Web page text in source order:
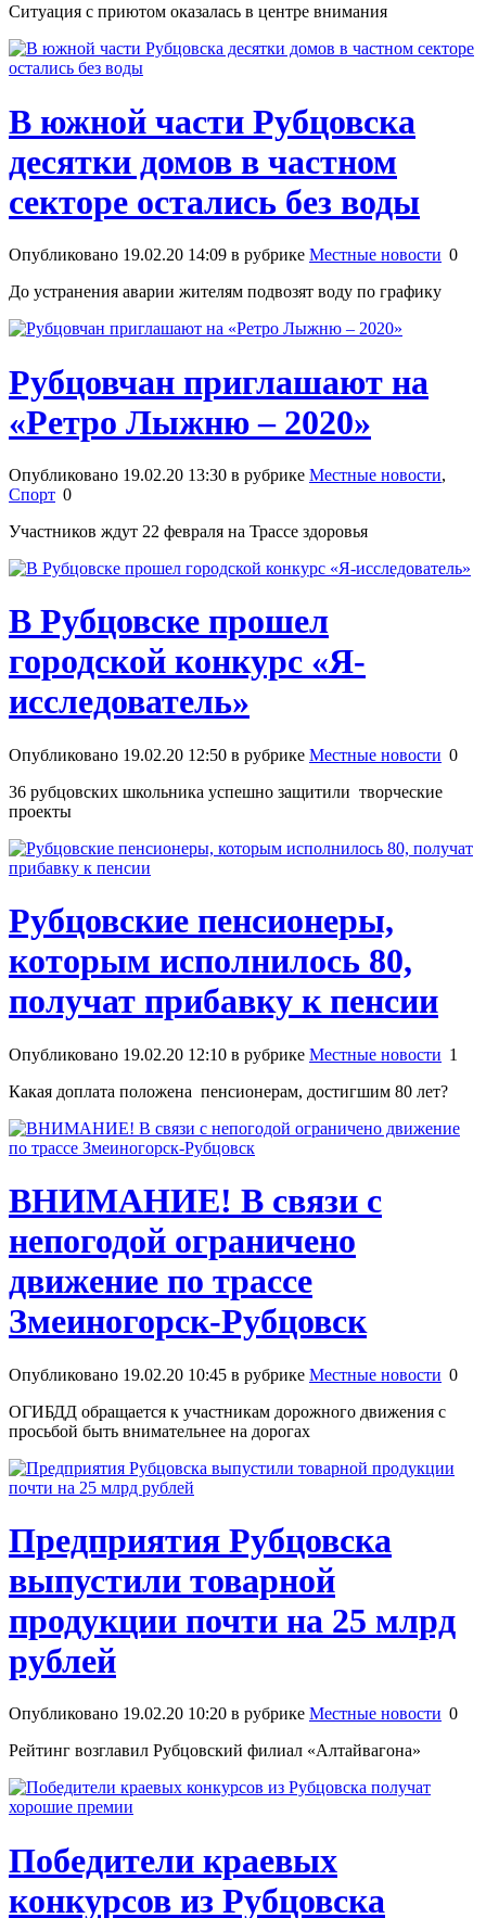
Ситуация с приютом оказалась в центре внимания
В южной части Рубцовска
десятки домов в частном
секторе остались без воды
Опубликовано 19.02.20 14:09 в рубрике Местные новости 0
До устранения аварии жителям подвозят воду по графику
Рубцовчан приглашают на
«Ретро Лыжню – 2020»
Опубликовано 19.02.20 13:30 в рубрике Местные новости,
Спорт 0
Участников ждут 22 февраля на Трассе здоровья
В Рубцовске прошел
городской конкурс «Я-
исследователь»
Опубликовано 19.02.20 12:50 в рубрике Местные новости 0
36 рубцовских школьника успешно защитили творческие
проекты
Рубцовские пенсионеры,
которым исполнилось 80,
получат прибавку к пенсии
Опубликовано 19.02.20 12:10 в рубрике Местные новости 1
Какая доплата положена пенсионерам, достигшим 80 лет?
ВНИМАНИЕ! В связи с
непогодой ограничено
движение по трассе
Змеиногорск-Рубцовск
Опубликовано 19.02.20 10:45 в рубрике Местные новости 0
ОГИБДД обращается к участникам дорожного движения с
просьбой быть внимательнее на дорогах
Предприятия Рубцовска
выпустили товарной
продукции почти на 25 млрд
рублей
Опубликовано 19.02.20 10:20 в рубрике Местные новости 0
Рейтинг возглавил Рубцовский филиал «Алтайвагона»
Победители краевых
конкурсов из Рубцовска